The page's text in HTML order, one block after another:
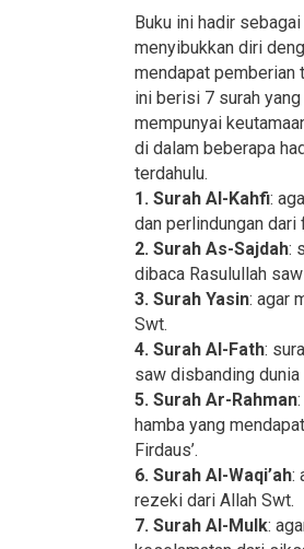
Buku ini hadir
menyibukkan diri
mendapat pemberian
ini berisi 7 surah
mempunyai
di dalam beberapa
terdahulu.
1. Surah Al-Kahfi:
dan perlindungan dari
2. Surah As-Sajdah:
dibaca Rasulullah
3. Surah Yasin: agar
Swt.
4. Surah Al-Fath:
saw disbanding
5. Surah Ar-Rahman
hamba yang
Firdaus’.
6. Surah Al-Waqi’ah:
rezeki dari Allah Swt.
7. Surah Al-Mulk: